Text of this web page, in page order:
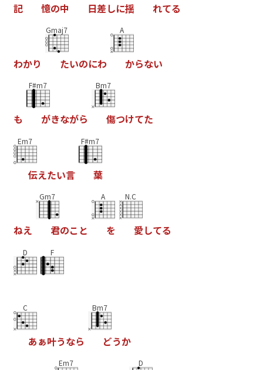
記 憶の中 日差しに揺 れてる
わかり
Gmaj7
たいのにわ
A
からない
も
F#m7
がきながら
Bm7
傷つけてた
Em7
伝えたい言
F#m7
葉
ねえ
Gm7
君のこ と
A
を
N.C
愛してる
D F
C
あぁ叶うなら
Bm7
どうか
Em7 D